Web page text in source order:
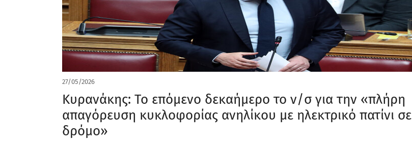
27/05/2026
Κυρανάκης: Το επόμενο δεκαήμερο το ν/σ για την «πλήρη
απαγόρευση κυκλοφορίας ανηλίκου με ηλεκτρικό πατίνι σε
δρόμο»